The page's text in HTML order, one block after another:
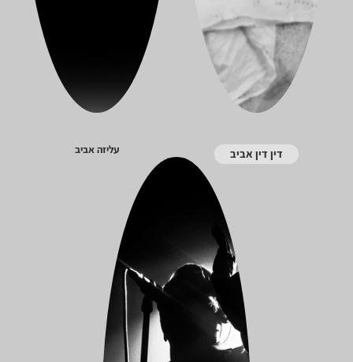
דין דין אביב עליזה אביב